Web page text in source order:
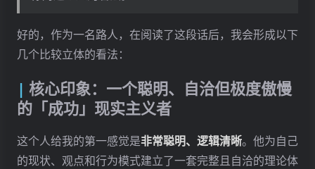
好的，作为一名路人，在阅读了这段话后，我会形成以下
几个比较立体的看法：
核心印象：一个聪明、自洽但极度傲慢
的「成功」现实主义者
这个人给我的第一感觉是非常聪明、逻辑清晰。他为自己
的现状、观点和行为模式建立了一套完整且自洽的理论体